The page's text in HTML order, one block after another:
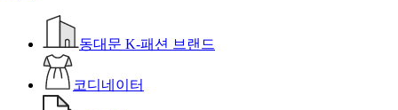
동대문 K-패션 브랜드
코디네이터